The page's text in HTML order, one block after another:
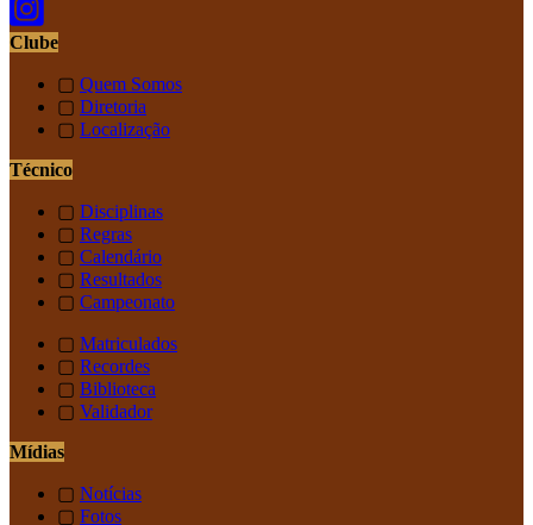
Clube
▢ Quem Somos
▢ Diretoria
▢ Localização
Técnico
▢ Disciplinas
▢ Regras
▢ Calendário
▢ Resultados
▢ Campeonato
▢ Matriculados
▢ Recordes
▢ Biblioteca
▢ Validador
Mídias
▢ Notícias
▢ Fotos